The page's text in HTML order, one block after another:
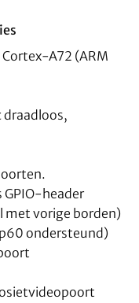
A72 (ARM
draadloos,
header
met vorige borden)
ondersteund)